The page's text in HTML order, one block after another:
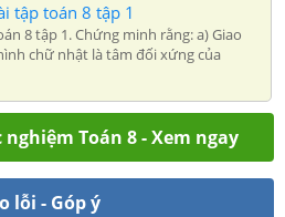
tập toán 8 tập 1
8 tập 1. Chứng minh rằng: a) Giao
chữ nhật là tâm đối xứng của
nghiệm Toán 8 - Xem ngay
lỗi - Góp ý